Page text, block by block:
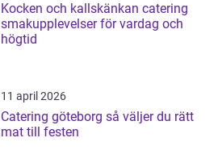
Kocken och kallskänkan catering
smakupplevelser för vardag och
högtid
11 april 2026
Catering göteborg så väljer du rätt
mat till festen